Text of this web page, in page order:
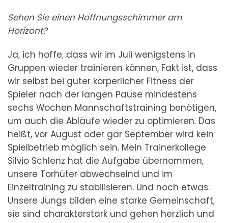
Sehen Sie einen Hoffnungsschimmer am
Horizont?
Ja, ich hoffe, dass wir im Juli wenigstens in
Gruppen wieder trainieren können, Fakt ist, dass
wir selbst bei guter körperlicher Fitness der
Spieler nach der langen Pause mindestens
sechs Wochen Mannschaftstraining benötigen,
um auch die Abläufe wieder zu optimieren. Das
heißt, vor August oder gar September wird kein
Spielbetrieb möglich sein. Mein Trainerkollege
Silvio Schlenz hat die Aufgabe übernommen,
unsere Torhüter abwechselnd und im
Einzeltraining zu stabilisieren. Und noch etwas:
Unsere Jungs bilden eine starke Gemeinschaft,
sie sind charakterstark und gehen herzlich und